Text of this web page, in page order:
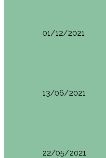
01/12/2021
13/06/2021
22/05/2021